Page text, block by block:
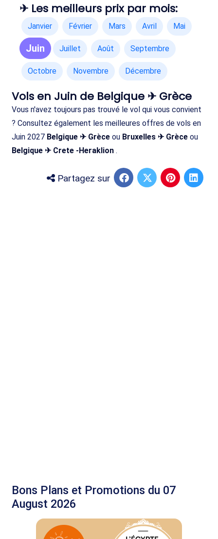
✈ Les meilleurs prix par mois:
Janvier Février Mars Avril Mai
Juin Juillet Août Septembre
Octobre Novembre Décembre
Vols en Juin de Belgique ✈ Grèce
Vous n'avez toujours pas trouvé le vol qui vous convient
? Consultez également les meilleures offres de vols en
Juin 2027 Belgique ✈ Grèce ou Bruxelles ✈ Grèce ou
Belgique ✈ Crete -Heraklion .
Partagez sur
Bons Plans et Promotions du 07
August 2026